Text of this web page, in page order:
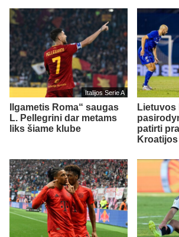
Italijos Serie A
Ilgametis Roma“ saugas
L. Pellegrini dar metams
liks šiame klube
Lietuvos
patirti